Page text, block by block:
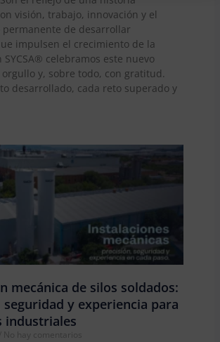
visión, trabajo, innovación y el
permanente de desarrollar
impulsen el crecimiento de la
celebramos este nuevo
y, sobre todo, con gratitud.
desarrollado, cada reto superado y
mecánica de silos soldados:
y experiencia para
industriales
No hay comentarios